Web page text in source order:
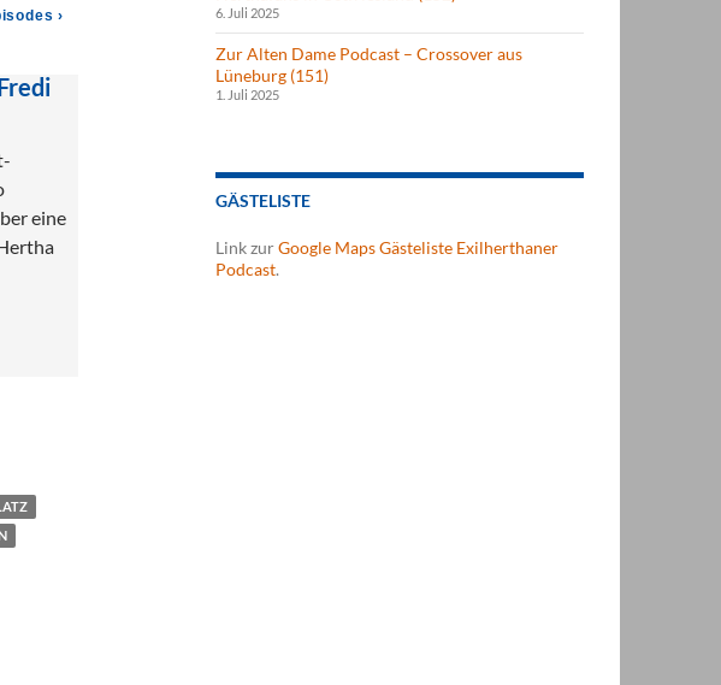
eine
6. Juli 2025
Zur Alten Dame Podcast – Crossover aus
Lüneburg (151)
1. Juli 2025
GÄSTELISTE
Link zurGoogle Maps Gästeliste Exilherthaner
Podcast.